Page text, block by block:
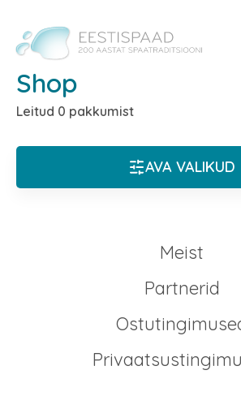
Shop
Leitud 0 pakkumist
AVA VALIKUD
Meist
Partnerid